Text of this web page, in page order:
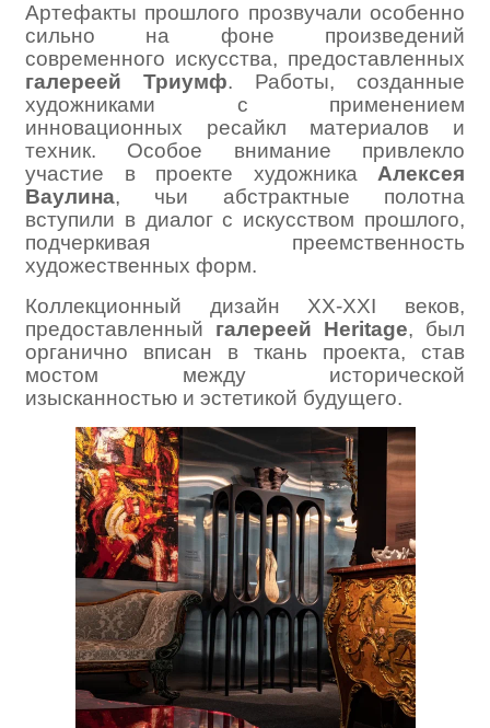
Артефакты прошлого прозвучали особенно
сильно на фоне произведений
современного искусства, предоставленных
галереей Триумф. Работы, созданные
художниками с применением
инновационных ресайкл материалов и
техник. Особое внимание привлекло
участие в проекте художника Алексея
Ваулина, чьи абстрактные полотна
вступили в диалог с искусством прошлого,
подчеркивая преемственность
художественных форм.
Коллекционный дизайн XX-XXI веков,
предоставленный галереей Heritage, был
органично вписан в ткань проекта, став
мостом между исторической
изысканностью и эстетикой будущего.